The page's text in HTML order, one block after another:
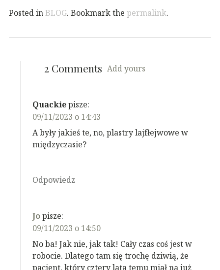
Posted inBLOG. Bookmark the permalink.
2 Comments Add yours
Quackiepisze:
09/11/2023 o 14:43
A były jakieś te, no, plastry lajfłejwowe w
międzyczasie?
Odpowiedz
Jopisze:
09/11/2023 o 14:50
No ba! Jak nie, jak tak! Cały czas coś jest w
robocie. Dlatego tam się trochę dziwią, że
pacjent, który cztery lata temu miał na już